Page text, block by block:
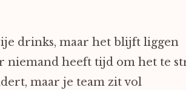
drinks, maar het blijft liggen
niemand heeft tijd om het te
maar je team zit vol